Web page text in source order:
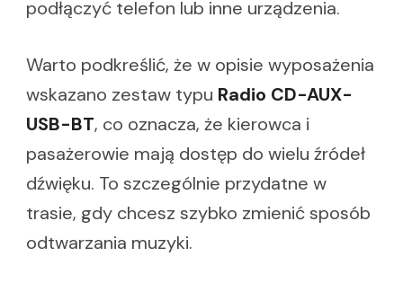
podłączyć telefon lub inne urządzenia.
Warto podkreślić, że w opisie wyposażenia
wskazano zestaw typu Radio CD-AUX-
USB-BT, co oznacza, że kierowca i
pasażerowie mają dostęp do wielu źródeł
dźwięku. To szczególnie przydatne w
trasie, gdy chcesz szybko zmienić sposób
odtwarzania muzyki.